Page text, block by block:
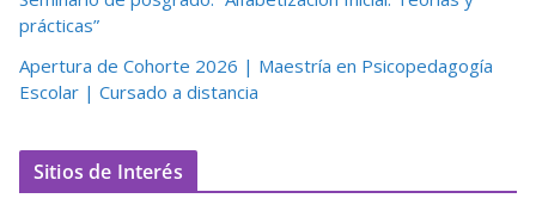
prácticas”
Apertura de Cohorte 2026 | Maestría en Psicopedagogía
Escolar | Cursado a distancia
Sitios de Interés